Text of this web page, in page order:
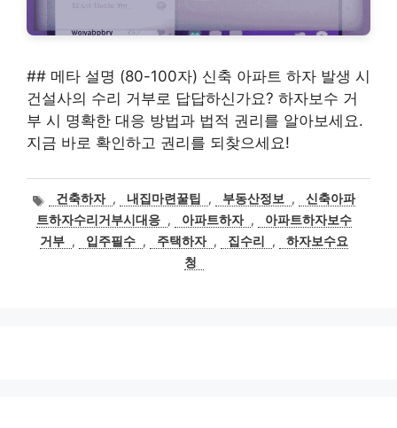
## 메타 설명 (80-100자) 신축 아파트 하자 발생 시
건설사의 수리 거부로 답답하신가요? 하자보수 거
부 시 명확한 대응 방법과 법적 권리를 알아보세요.
지금 바로 확인하고 권리를 되찾으세요!
태
그
건축하자 , 내집마련꿀팁 , 부동산정보 ,
신축아파
트하자수리거부시대응 , 아파트하자 ,
아파트하자보수
거부 , 입주필수 , 주택하자 , 집수리 ,
하자보수요
청